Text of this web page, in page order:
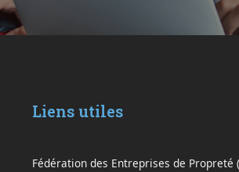
Liens utiles
Fédération des Entreprises de Propreté